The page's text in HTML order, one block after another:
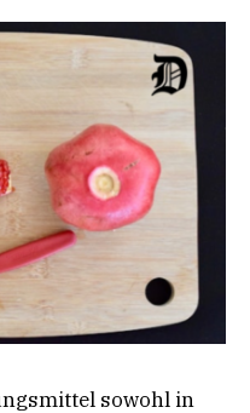
sowohl in